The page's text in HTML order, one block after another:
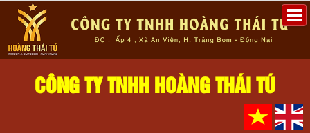
CÔNG TY TNHH HOÀNG THÁI TÚ